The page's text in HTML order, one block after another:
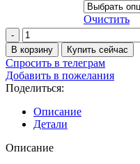
Очистить
Количество
товара
Компьютер
Mac
Mini
M4
В корзину Купить сейчас
Спросить в телеграм
Добавить в пожелания
Поделиться:
Описание
Детали
Описание